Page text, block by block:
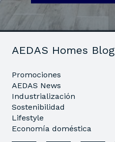
AEDAS Homes Blog
Promociones
AEDAS News
Industrialización
Sostenibilidad
Lifestyle
Economía doméstica